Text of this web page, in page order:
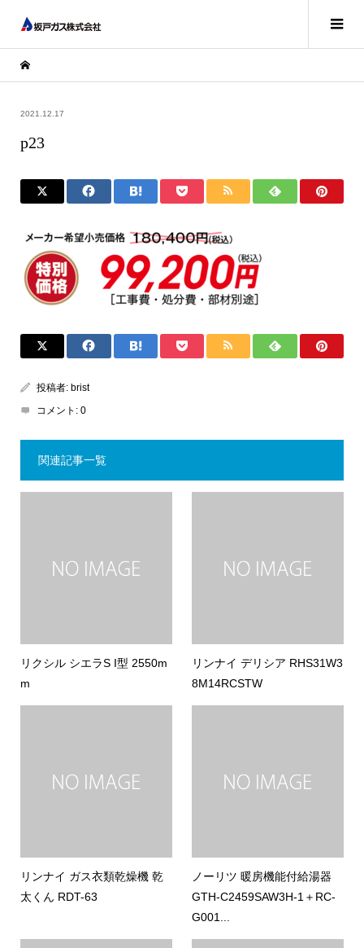
2021.12.17
p23
投稿者: brist
コメント: 0
関連記事一覧
リクシル シエラS I型 2550m
m
リンナイ デリシア RHS31W3
8M14RCSTW
リンナイ ガス衣類乾燥機 乾
太くん RDT-63
ノーリツ 暖房機能付給湯器
GTH-C2459SAW3H-1＋RC-
G001...